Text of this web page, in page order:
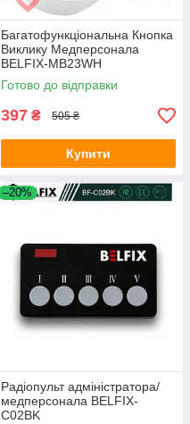
Багатофункціональна Кнопка
Виклику Медперсонала
BELFIX-MB23WH
Готово до відправки
397 ₴ 505 ₴
Купити
–20%
Радіопульт адміністратора/
медперсонала BELFIX-
C02BK